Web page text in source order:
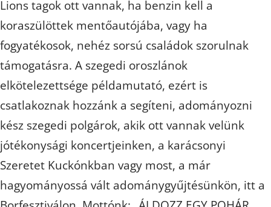
Lions tagok ott vannak, ha benzin kell a
koraszülöttek mentőautójába, vagy ha
fogyatékosok, nehéz sorsú családok szorulnak
támogatásra. A szegedi oroszlánok
elkötelezettsége példamutató, ezért is
csatlakoznak hozzánk a segíteni, adományozni
kész szegedi polgárok, akik ott vannak velünk
jótékonysági koncertjeinken, a karácsonyi
Szeretet Kuckónkban vagy most, a már
hagyományossá vált adománygyűjtésünkön, itt a